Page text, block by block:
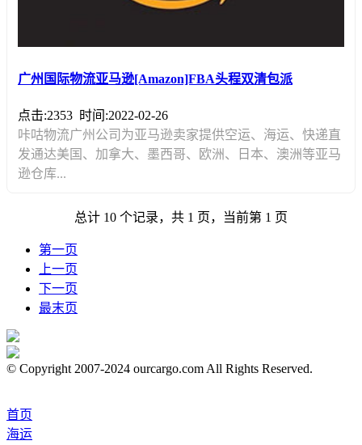
广州国际物流亚马逊[Amazon]FBA头程双清包派
点击:2353 时间:2022-02-26
咔咕物流广州公司为亚马逊卖家提供空运、海运、快递直
发通达美国、加拿大、墨西哥、欧洲、日本、澳洲等亚马
逊仓库...
总计 10 个记录，共 1 页，当前第 1 页
第一页
上一页
下一页
最末页
© Copyright 2007-2024 ourcargo.com All Rights Reserved.
首页
海运